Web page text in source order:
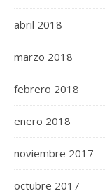
abril 2018
marzo 2018
febrero 2018
enero 2018
noviembre 2017
octubre 2017